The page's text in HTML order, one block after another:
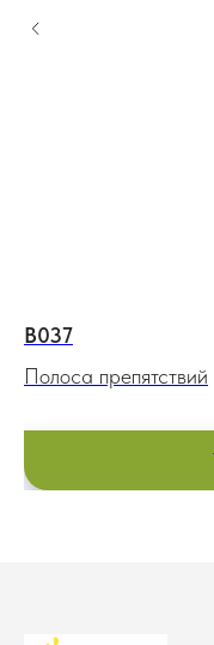
В037
Полоса препятствий